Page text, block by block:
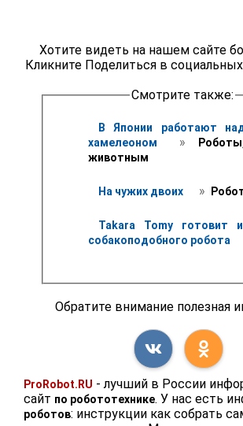
Хотите видеть на нашем сайте
Кликните Поделиться в
Смотрите также:
В Японии работают
хамелеоном
»
животным
На чужих двоих »
Takara Tomy готовит
собакоподобного робота
Обратите внимание полезная
ProRobot.RU - лучший в России
сайт по робототехнике. У нас есть
роботов: инструкции как собрать